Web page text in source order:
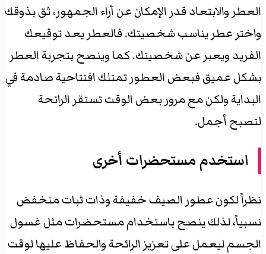
العطر والابتعاد قدر الإمكان عن آراء الجمهور، ثق بذوقك
واختر عطر يناسب شخصيتك. فالعطر يعد توقيعك
الفريد ويعبر عن شخصيتك. كما وينصح بتجربة العطر
بشكل عميق فبعض العطور تمتلك افتتاحية صادمة في
البداية ولكن مع مرور بعض الوقت تستقر الرائحة
لتصبح أجمل.
استخدم مستحضرات أخرى
نظراً لكون عطور الصيف خفيفة وذات ثبات منخفض
نسبياً، لذلك ينصح باستخدام مستحضرات مثل غسول
الجسم ليعمل على تعزيز الرائحة والحفاظ عليها لوقت